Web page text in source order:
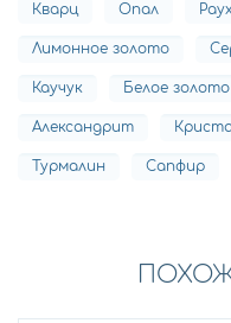
Кварц Опал
Лимонное золото
Каучук Белое золото
Александрит
Турмалин Сапфир